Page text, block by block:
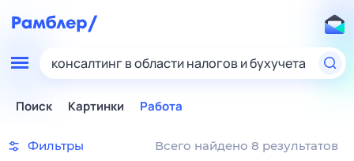
консалтинг в области налогов и бухучета
Поиск Картинки Работа
Фильтры Всего найдено 8 результатов